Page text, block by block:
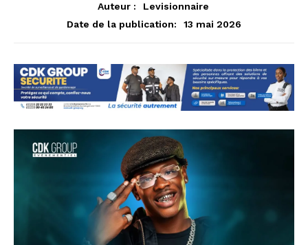
Auteur :
Levisionnaire
Date de la publication:
13 mai 2026